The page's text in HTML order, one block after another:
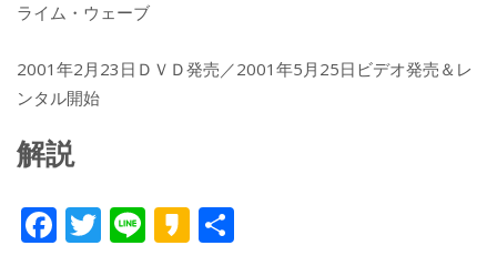
ライム・ウェーブ
2001年2月23日ＤＶＤ発売／2001年5月25日ビデオ発売＆レ
ンタル開始
解説
F T Li K